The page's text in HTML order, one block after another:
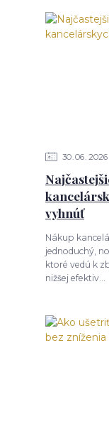
30 06 2026
vyhnúť
Nákup
jednoduchý,
ktoré vedú k
nižšej efektiv...